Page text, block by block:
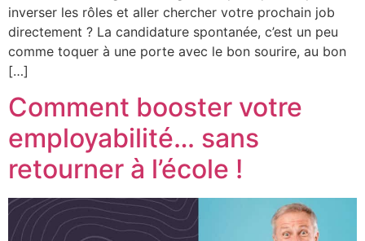
inverser les rôles et aller chercher votre prochain job
directement ? La candidature spontanée, c’est un peu
comme toquer à une porte avec le bon sourire, au bon
[…]
Comment booster votre
employabilité… sans
retourner à l’école !